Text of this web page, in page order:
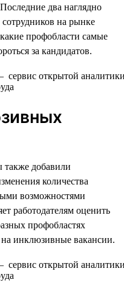
два наглядно
на рынке
профобласти самые
за кандидатов.
добавили
количества
возможностями
работодателям оценить
профобластях
на инклюзивные вакансии.